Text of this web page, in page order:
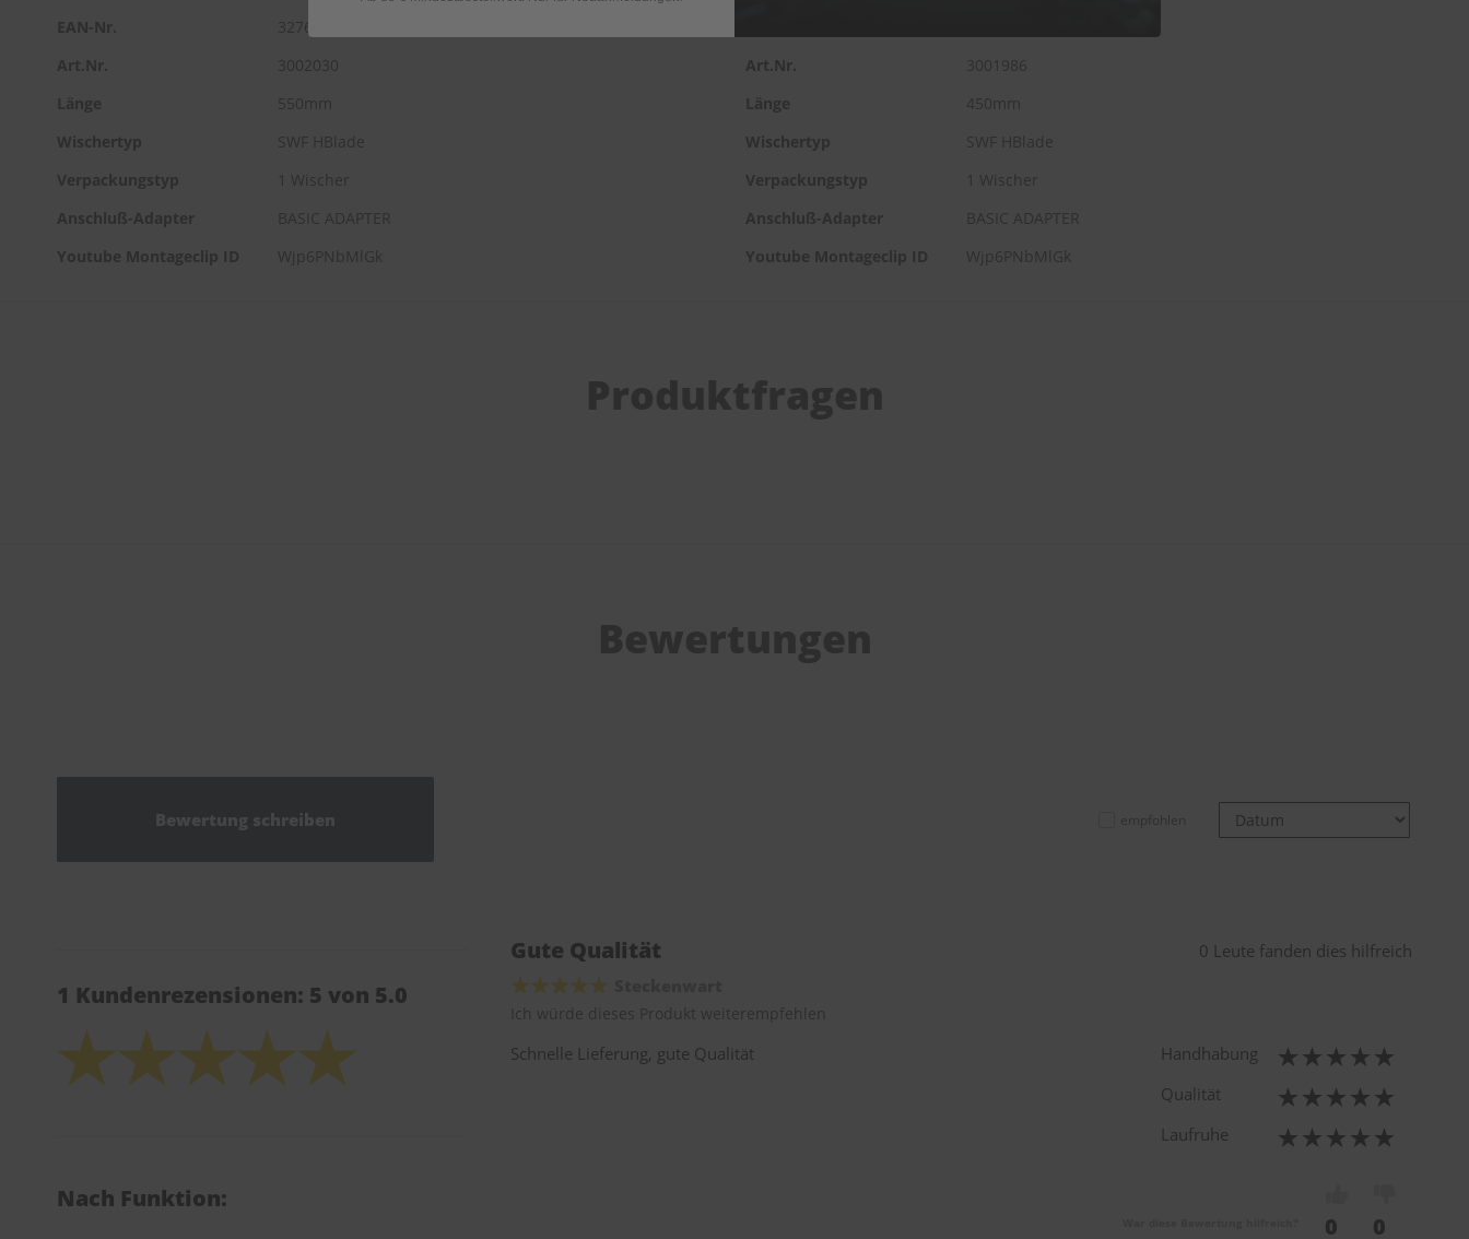
EAN-Nr.
3276421161805
Art.Nr.
3002030
Länge
550mm
Wischertyp
SWF HBlade
Verpackungstyp
1 Wischer
Anschluß-Adapter
BASIC ADAPTER
Youtube Montageclip ID
Wjp6PNbMlGk
Art.Nr.
3001986
Länge
450mm
Wischertyp
SWF HBlade
Verpackungstyp
1 Wischer
Anschluß-Adapter
BASIC ADAPTER
Youtube Montageclip ID
Wjp6PNbMlGk
Produktfragen
Bewertungen
Bewertung schreiben
1 Kundenrezensionen: 5 von 5.0
Nach Funktion:
Gute Qualität
0 Leute fanden dies hilfreich
Ich würde dieses Produkt weiterempfehlen
Schnelle Lieferung, gute Qualität
Handhabung
Qualität
Laufruhe
0 0